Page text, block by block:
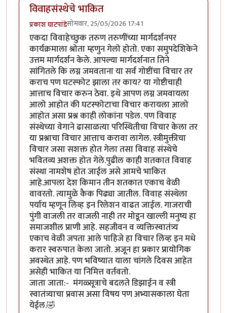
विवाहसंस्थेचे भाकित
प्रकाश घाटपांडेसोमवार, 25/05/2026 17:41
एकदा विवाहेच्छुक तरुण तरुणींच्या मार्गदर्शनपर
कार्यक्रमाला श्रोता म्हणुन गेलो होतो. एका समुपदेशिकेने
उत्तम मार्गदर्शन केले. आपल्या मार्गदर्शनात तिने
सांगितले कि लग्न जमवताना या सर्व गोष्टींचा विचार तर
कराच पण घटस्फोट झाला तर काय? या गोष्टीचाही
आत्ताच विचार करुन ठेवा. इथे आपण लग्न जमवायला
आलो आहोत की घटस्फोटाचा विचार करायला आलो
आहोत असा प्रश्न काही लोकांना पडेल. पण विवाह
संस्थेच्या वेगाने ढासाळत्या परिस्थितीचा विचार केला तर
या प्रश्नाचा विचार आत्ताच करावा लागेल. स्त्रीमुक्तीचा
विचार जसा सशक्त होत गेला तसा विवाह संस्थेचे
भवितव्य अशक्त होत गेले.पुढील काही शतकात विवाह
संस्था नामशेष होत जाईल असे आमचे भाकित
आहे.आपला देश किमान तीन शतकात एकाच वेळी
वावरतो. त्यामुळे कैक पिढ्या जातील. विवाह संस्थेला
पर्याय म्हणून लिव्ह इन रिलेशन वाढत जाईल. गाजराची
पुंगी वाजली तर वाजली नाही तर मोडून खाल्ली मनुष्य हा
समाजशील प्राणी आहे. सहजीवन व व्यक्तिस्वातंत्र्य
एकाच वेळी जपता आले पाहिजे हा विचार लिव्ह इन मधे
करार स्वरुपात केला जातो. अजून हा प्रकार प्रायोगिक
अवस्थेत आहे. पण भविष्यात याला चांगले दिवस आहेत
असेही भाकित या निमित्त वर्तवतो.
जाता जाता:- मंगळ्सूत्राचे बदलते डिझाईन व स्त्री
स्वातंत्र्याचा प्रवास असा विषय पण अभ्यासकाला घेता
येईल.🤣